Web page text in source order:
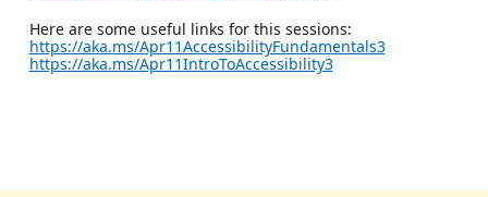
Here are some useful links for this sessions:
https://aka.ms/Apr11AccessibilityFundamentals3
https://aka.ms/Apr11IntroToAccessibility3